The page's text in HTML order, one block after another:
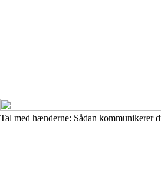
Tal med hænderne: Sådan kommunikerer